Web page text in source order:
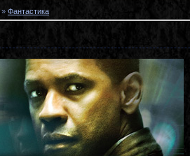
» Фантастика